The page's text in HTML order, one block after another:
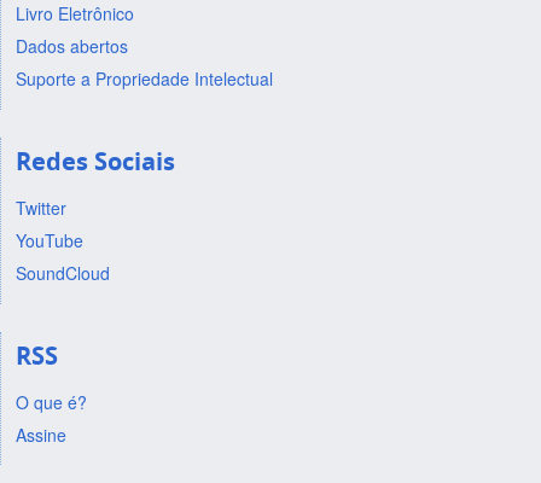
Livro Eletrônico
Dados abertos
Suporte a Propriedade Intelectual
Redes Sociais
Twitter
YouTube
SoundCloud
RSS
O que é?
Assine